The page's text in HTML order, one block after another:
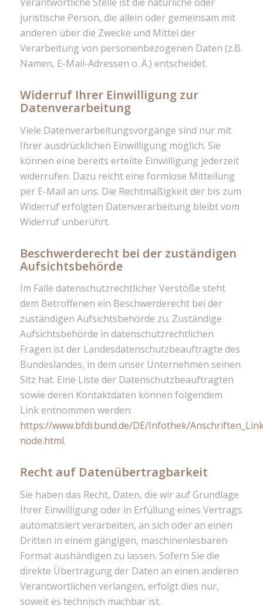
juristische Person, die allein oder gemeinsam mit
anderen über die Zwecke und Mittel der
Verarbeitung von personenbezogenen Daten (z.B.
Namen, E-Mail-Adressen o. Ä.) entscheidet.
Widerruf Ihrer Einwilligung zur
Datenverarbeitung
Viele Datenverarbeitungsvorgänge sind nur mit
Ihrer ausdrücklichen Einwilligung möglich. Sie
können eine bereits erteilte Einwilligung jederzeit
widerrufen. Dazu reicht eine formlose Mitteilung
per E-Mail an uns. Die Rechtmäßigkeit der bis zum
Widerruf erfolgten Datenverarbeitung bleibt vom
Widerruf unberührt.
Beschwerderecht bei der zuständigen
Aufsichtsbehörde
Im Falle datenschutzrechtlicher Verstöße steht
dem Betroffenen ein Beschwerderecht bei der
zuständigen Aufsichtsbehörde zu. Zuständige
Aufsichtsbehörde in datenschutzrechtlichen
Fragen ist der Landesdatenschutzbeauftragte des
Bundeslandes, in dem unser Unternehmen seinen
Sitz hat. Eine Liste der Datenschutzbeauftragten
sowie deren Kontaktdaten können folgendem
Link entnommen werden:
https://www.bfdi.bund.de/DE/Infothek/
node.html.
Recht auf Datenübertragbarkeit
Sie haben das Recht, Daten, die wir auf Grundlage
Ihrer Einwilligung oder in Erfüllung eines Vertrags
automatisiert verarbeiten, an sich oder an einen
Dritten in einem gängigen, maschinenlesbaren
Format aushändigen zu lassen. Sofern Sie die
direkte Übertragung der Daten an einen anderen
Verantwortlichen verlangen, erfolgt dies nur,
soweit es technisch machbar ist.